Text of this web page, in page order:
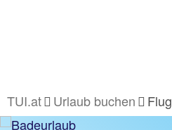
TUI.at Urlaub buchen Flug